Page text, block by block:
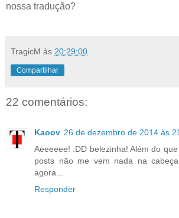
nossa tradução?
TragicM às 20:29:00
Compartilhar
22 comentários:
Kaoov 26 de dezembro de 2014 às
Aeeeeee! :DD belezinha! Além do
posts não me vem nada na
agora...
Responder